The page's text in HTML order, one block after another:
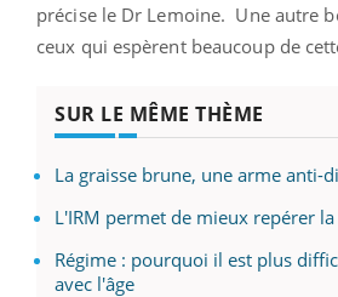
précise le Dr Lemoine. Une autre
ceux qui espèrent beaucoup de
SUR LE MÊME THÈME
La graisse brune, une arme anti-
L'IRM permet de mieux repérer
Régime : pourquoi il est plus
avec l'âge